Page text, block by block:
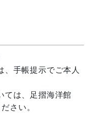
手帳提示でご本人
は、足摺海洋館
さい。